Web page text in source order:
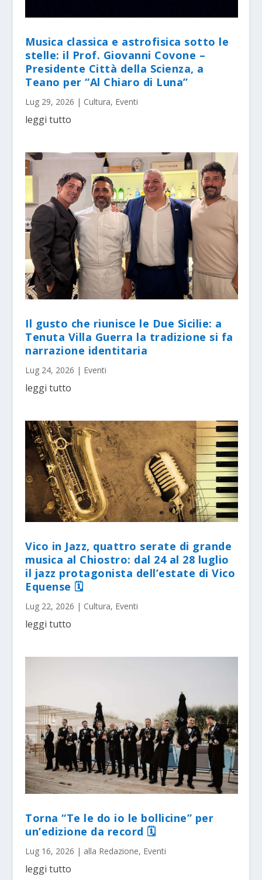
Musica classica e astrofisica sotto le
stelle: il Prof. Giovanni Covone –
Presidente Città della Scienza, a
Teano per “Al Chiaro di Luna”
Lug 29, 2026 | Cultura, Eventi
leggi tutto
Il gusto che riunisce le Due Sicilie: a
Tenuta Villa Guerra la tradizione si fa
narrazione identitaria
Lug 24, 2026 | Eventi
leggi tutto
Vico in Jazz, quattro serate di grande
musica al Chiostro: dal 24 al 28 luglio
il jazz protagonista dell’estate di Vico
Equense 🗓
Lug 22, 2026 | Cultura, Eventi
leggi tutto
Torna “Te le do io le bollicine” per
un’edizione da record 🗓
Lug 16, 2026 | alla Redazione, Eventi
leggi tutto